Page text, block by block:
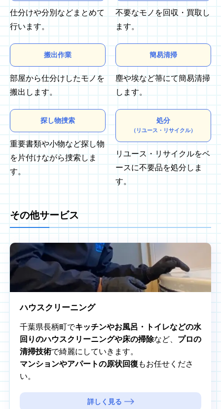
仕分けや分別などまとめて
行います。
不要なモノを回収・買取し
ます。
搬出作業
部屋から仕分けしたモノを
搬出します。
簡易清掃
塵や埃など箒にて簡易清掃
します。
探し物捜索
重要書類や小物など探し物
を片付けながら捜索しま
す。
処分
（リユース・リサイクル）
リユース・リサイクルをベ
ースに不要品を処分しま
す。
その他サービス
ハウスクリーニング
千葉県長柄町でキッチンやお風呂・トイレなどの水
回りのハウスクリーニングや床の掃除など、 プロの
清掃技術で綺麗にしていきます。
マンションやアパートの原状回復 もお任せくださ
い。
詳しく見る